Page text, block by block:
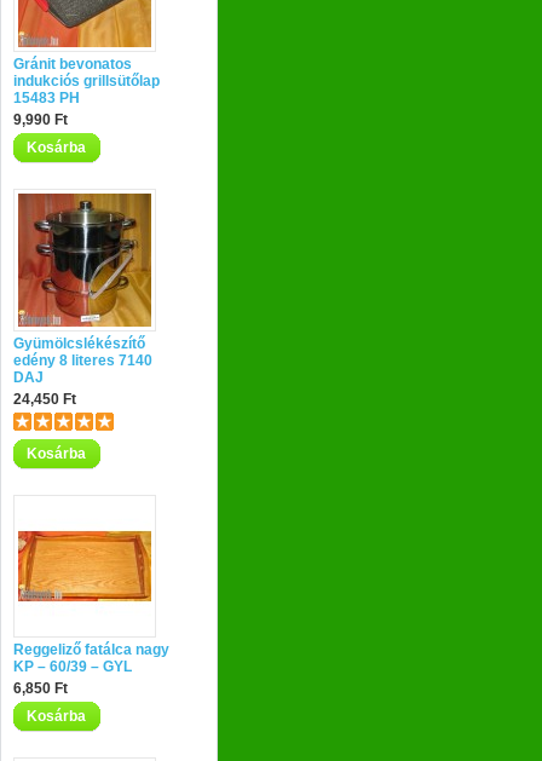
Gránit bevonatos
indukciós grillsütőlap
15483 PH
9,990 Ft
Kosárba
Gyümölcslékészítő
edény 8 literes 7140
DAJ
24,450 Ft
Kosárba
Reggeliző fatálca nagy
KP – 60/39 – GYL
6,850 Ft
Kosárba